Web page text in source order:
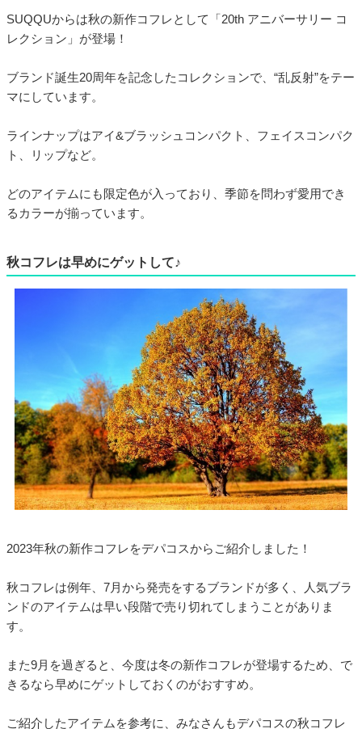
SUQQUからは秋の新作コフレとして「20th アニバーサリー コ
レクション」が登場！
ブランド誕生20周年を記念したコレクションで、“乱反射”をテー
マにしています。
ラインナップはアイ&ブラッシュコンパクト、フェイスコンパク
ト、リップなど。
どのアイテムにも限定色が入っており、季節を問わず愛用でき
るカラーが揃っています。
秋コフレは早めにゲットして♪
2023年秋の新作コフレをデパコスからご紹介しました！
秋コフレは例年、7月から発売をするブランドが多く、人気ブラ
ンドのアイテムは早い段階で売り切れてしまうことがありま
す。
また9月を過ぎると、今度は冬の新作コフレが登場するため、で
きるなら早めにゲットしておくのがおすすめ。
ご紹介したアイテムを参考に、みなさんもデパコスの秋コフレ